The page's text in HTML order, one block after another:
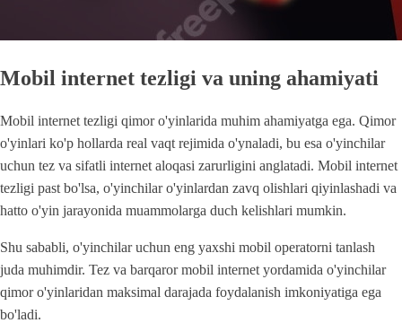
Mobil internet tezligi va uning ahamiyati
Mobil internet tezligi qimor o'yinlarida muhim ahamiyatga ega. Qimor
o'yinlari ko'p hollarda real vaqt rejimida o'ynaladi, bu esa o'yinchilar
uchun tez va sifatli internet aloqasi zarurligini anglatadi. Mobil internet
tezligi past bo'lsa, o'yinchilar o'yinlardan zavq olishlari qiyinlashadi va
hatto o'yin jarayonida muammolarga duch kelishlari mumkin.
Shu sababli, o'yinchilar uchun eng yaxshi mobil operatorni tanlash
juda muhimdir. Tez va barqaror mobil internet yordamida o'yinchilar
qimor o'yinlaridan maksimal darajada foydalanish imkoniyatiga ega
bo'ladi.